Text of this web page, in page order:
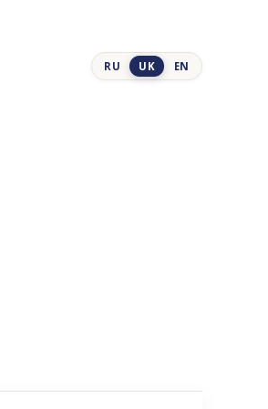
RU UK EN